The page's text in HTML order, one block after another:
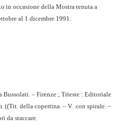
in occasione della Mostra tenuta a
al 1 dicembre 1991.
– Firenze ; Trieste : Editoriale
((Tit. della copertina. – V. con spirale. –
da staccare.